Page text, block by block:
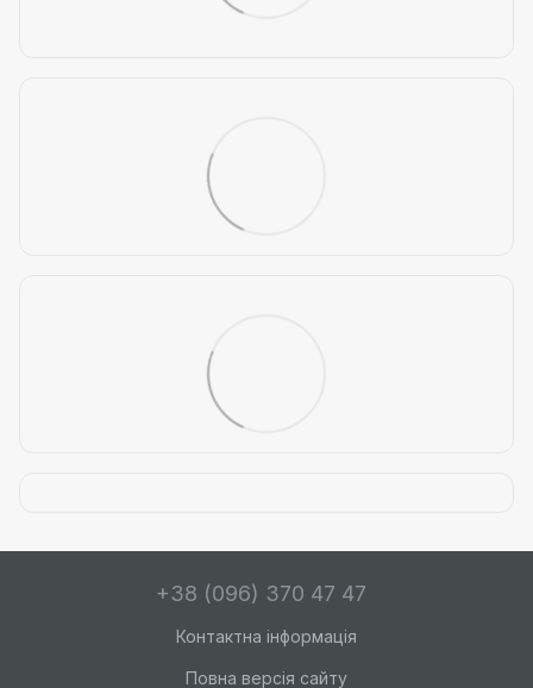
+38 (096) 370 47 47
Контактна інформація
Повна версія сайту